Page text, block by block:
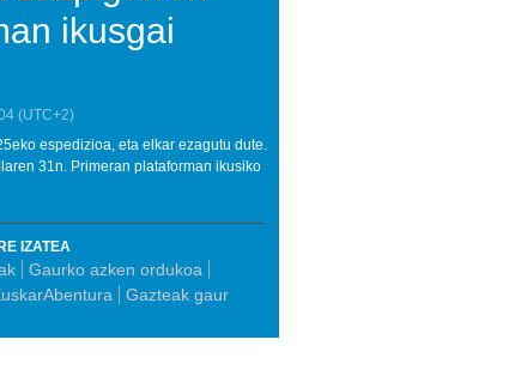
ikusgai
(UTC+2)
espedizioa, eta elkar ezagutu dute.
31n. Primeran plataforman ikusiko
IZATEA
Gaurko azken ordukoa
Gazteak gaur